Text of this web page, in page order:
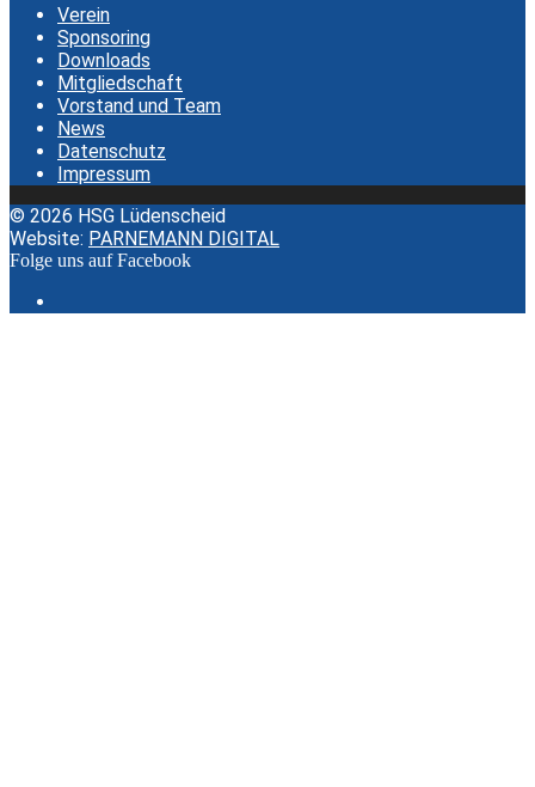
Verein
Sponsoring
Downloads
Mitgliedschaft
Vorstand und Team
News
Datenschutz
Impressum
© 2026 HSG Lüdenscheid
Website: PARNEMANN DIGITAL
Folge uns auf Facebook